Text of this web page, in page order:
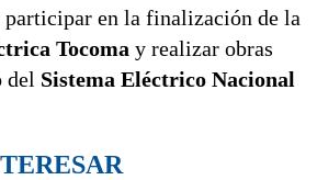
participar en la finalización de la
Tocoma y realizar obras
del Sistema Eléctrico Nacional